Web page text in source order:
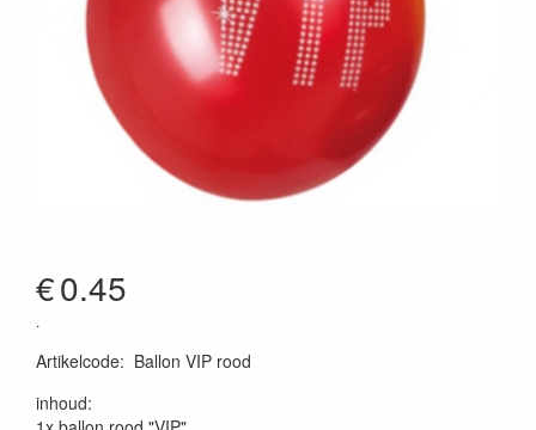
€0.45
.
Artikelcode: Ballon VIP rood
inhoud: